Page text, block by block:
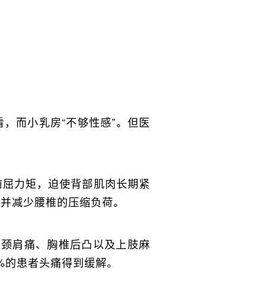
而小乳房“不够性感”。但医
力矩，迫使背部肌肉长期紧
减少腰椎的压缩负荷。
肩痛、胸椎后凸以及上肢麻
患者头痛得到缓解。